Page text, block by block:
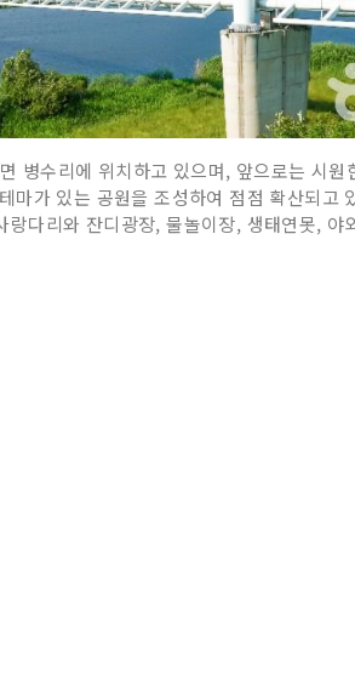
병수리에 위치하고 있으며, 앞으로는 시
가 있는 공원을 조성하여 점점 확산되고
다리와 잔디광장, 물놀이장, 생태연못,